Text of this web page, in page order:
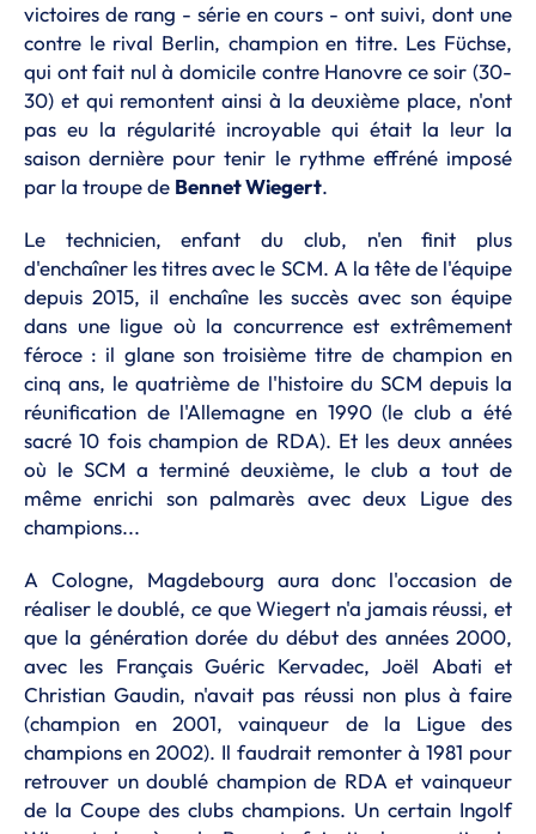
victoires de rang - série en cours - ont suivi, dont une
contre le rival Berlin, champion en titre. Les Füchse,
qui ont fait nul à domicile contre Hanovre ce soir (30-
30) et qui remontent ainsi à la deuxième place, n'ont
pas eu la régularité incroyable qui était la leur la
saison dernière pour tenir le rythme effréné imposé
par la troupe de Bennet Wiegert.
Le technicien, enfant du club, n'en finit plus
d'enchaîner les titres avec le SCM. A la tête de l'équipe
depuis 2015, il enchaîne les succès avec son équipe
dans une ligue où la concurrence est extrêmement
féroce : il glane son troisième titre de champion en
cinq ans, le quatrième de l'histoire du SCM depuis la
réunification de l'Allemagne en 1990 (le club a été
sacré 10 fois champion de RDA). Et les deux années
où le SCM a terminé deuxième, le club a tout de
même enrichi son palmarès avec deux Ligue des
champions...
A Cologne, Magdebourg aura donc l'occasion de
réaliser le doublé, ce que Wiegert n'a jamais réussi, et
que la génération dorée du début des années 2000,
avec les Français Guéric Kervadec, Joël Abati et
Christian Gaudin, n'avait pas réussi non plus à faire
(champion en 2001, vainqueur de la Ligue des
champions en 2002). Il faudrait remonter à 1981 pour
retrouver un doublé champion de RDA et vainqueur
de la Coupe des clubs champions. Un certain Ingolf